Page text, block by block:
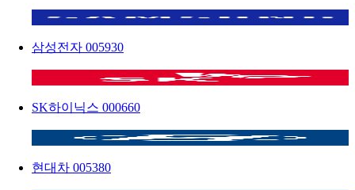
삼성전자 005930
SK하이닉스 000660
현대차 005380